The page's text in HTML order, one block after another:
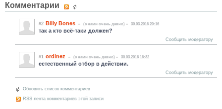
Комментарии
#2 Billy Bones (c нами очень давно) 30.03.2016 20:16
так а кто всё-таки должен?
Сообщить модератору
#1 ordinez (c нами очень давно) 30.03.2016 16:32
естественный отбор в действии.
Сообщить модератору
Обновить список комментариев
RSS лента комментариев этой записи